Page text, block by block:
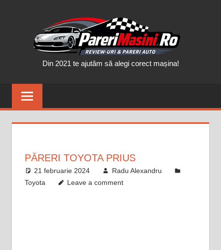
Din 2021 te ajutăm să alegi corect mașina!
PĂRERI TOYOTA PRIUS
21 februarie 2024
Radu Alexandru
Toyota
Leave a comment